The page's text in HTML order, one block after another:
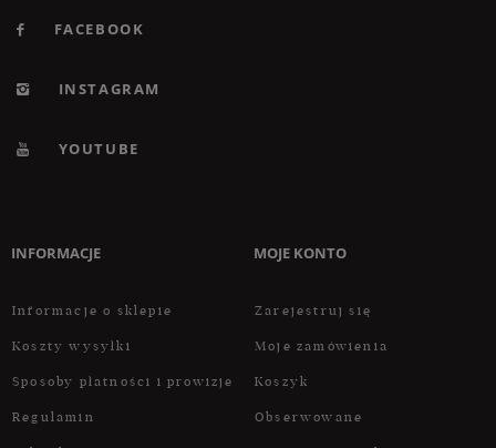
FACEBOOK
INSTAGRAM
YOUTUBE
INFORMACJE
Informacje o sklepie
Koszty wysyłki
Sposoby płatności i prowizje
Regulamin
MOJE KONTO
Zarejestruj się
Moje zamówienia
Koszyk
Obserwowane